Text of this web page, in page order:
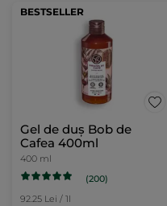
BESTSELLER
Gel de duș Bob de
Cafea 400ml
400 ml
(200)
92.25 Lei / 1l